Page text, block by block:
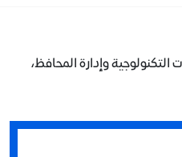
التكنولوجية وإدارة المحافظ،